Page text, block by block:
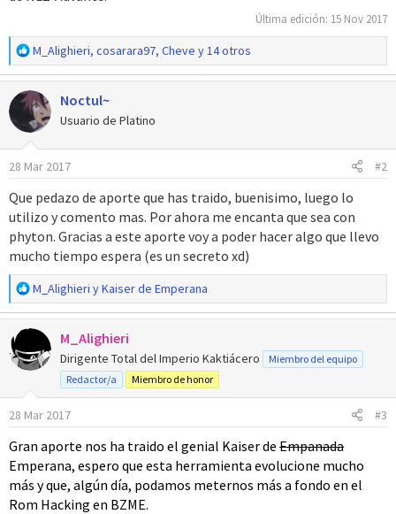
Última edición: 15 Nov 2017
R
e
a
c
c
i
o
n
s
:
M_Alighieri, cosarara97, Cheve y 14 otros
Noctul~
Usuario de Platino
28 Mar 2017 #2
Que pedazo de aporte que has traido, buenisimo, luego lo
utilizo y comento mas. Por ahora me encanta que sea con
phyton. Gracias a este aporte voy a poder hacer algo que llevo
mucho tiempo espera (es un secreto xd)
R
e
a
c
i
e
:
M_Alighieri yKaiser de Emperana
M_Alighieri
Dirigente Total del Imperio Kaktiácero
Miembro del equipo
Redactor/a
Miembro de honor
28 Mar 2017 #3
Gran aporte nos ha traido el genial Kaiser de Empanada
Emperana, espero que esta herramienta evolucione mucho
más y que, algún día, podamos meternos más a fondo en el
Rom Hacking en BZME.